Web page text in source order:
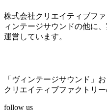
株式会社クリエイティブフ
ィンテージサウンドの他に
運営しています。
「ヴィンテージサウンド」
クリエイティブファクトリー
follow us